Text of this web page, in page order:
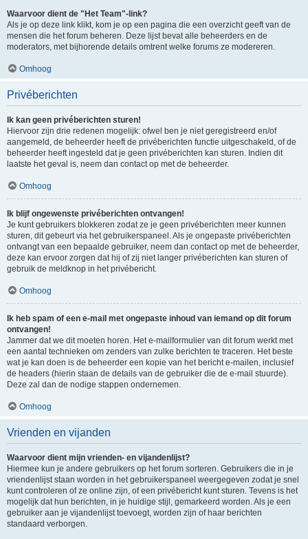
Waarvoor dient de "Het Team"-link?
Als je op deze link klikt, kom je op een pagina die een overzicht geeft van de
mensen die het forum beheren. Deze lijst bevat alle beheerders en de
moderators, met bijhorende details omtrent welke forums ze modereren.
Omhoog
Privéberichten
Ik kan geen privéberichten sturen!
Hiervoor zijn drie redenen mogelijk: ofwel ben je niet geregistreerd en/of
aangemeld, de beheerder heeft de privéberichten functie uitgeschakeld, of de
beheerder heeft ingesteld dat je geen privéberichten kan sturen. Indien dit
laatste het geval is, neem dan contact op met de beheerder.
Omhoog
Ik blijf ongewenste privéberichten ontvangen!
Je kunt gebruikers blokkeren zodat ze je geen privéberichten meer kunnen
sturen, dit gebeurt via het gebruikerspaneel. Als je ongepaste privéberichten
ontvangt van een bepaalde gebruiker, neem dan contact op met de beheerder,
deze kan ervoor zorgen dat hij of zij niet langer privéberichten kan sturen of
gebruik de meldknop in het privébericht.
Omhoog
Ik heb spam of een e-mail met ongepaste inhoud van iemand op dit forum
ontvangen!
Jammer dat we dit moeten horen. Het e-mailformulier van dit forum werkt met
een aantal technieken om zenders van zulke berichten te traceren. Het beste
wat je kan doen is de beheerder een kopie van het bericht e-mailen, inclusief
de headers (hierin staan de details van de gebruiker die de e-mail stuurde).
Deze zal dan de nodige stappen ondernemen.
Omhoog
Vrienden en vijanden
Waarvoor dient mijn vrienden- en vijandenlijst?
Hiermee kun je andere gebruikers op het forum sorteren. Gebruikers die in je
vriendenlijst staan worden in het gebruikerspaneel weergegeven zodat je snel
kunt controleren of ze online zijn, of een privébericht kunt sturen. Tevens is het
mogelijk dat hun berichten, in je huidige stijl, gemarkeerd worden. Als je een
gebruiker aan je vijandenlijst toevoegt, worden zijn of haar berichten
standaard verborgen.